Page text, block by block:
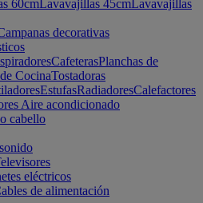
60cmLavavajillas 45cmLavavajillas
decorativas
CafeterasPlanchas de
CocinaTostadoras
EstufasRadiadoresCalefactores
Aire acondicionado
cabello
eléctricos
de alimentación